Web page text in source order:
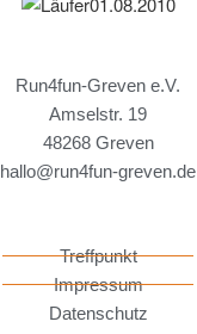
Run4fun-Greven e.V.
Amselstr. 19
48268 Greven
hallo@run4fun-greven.de
Treffpunkt
Impressum
Datenschutz